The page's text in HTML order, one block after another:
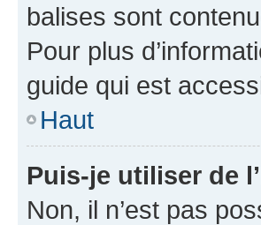
balises sont
Pour plus
guide qui est
Haut
Puis-je utiliser de
Non, il n’est pas